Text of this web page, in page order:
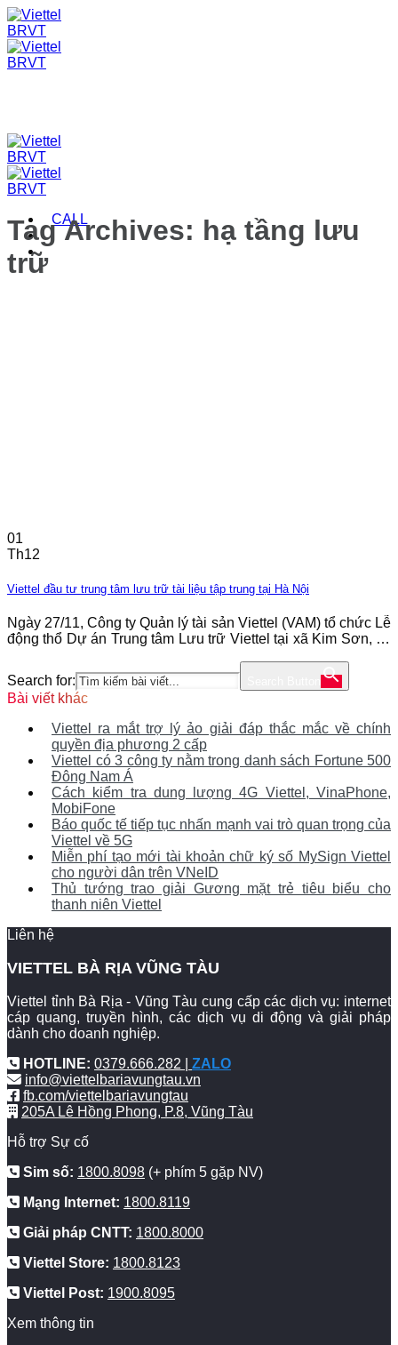
Skip
to
content
CALL
Tag Archives: hạ tầng lưu
trữ
01
Th12
Viettel đầu tư trung tâm lưu trữ tài liệu tập trung tại Hà Nội
Ngày 27/11, Công ty Quản lý tài sản Viettel (VAM) tổ chức Lễ
động thổ Dự án Trung tâm Lưu trữ Viettel tại xã Kim Sơn, thị
triển quan trọng về cơ sở hạ tầng lưu trữ tài liệu tập trung
cho
Search for:
Bài viết khác
Viettel ra mắt trợ lý ảo giải đáp thắc mắc về chính
quyền địa phương 2 cấp
Viettel có 3 công ty nằm trong danh sách Fortune 500
Đông Nam Á
Cách kiểm tra dung lượng 4G Viettel, VinaPhone,
MobiFone
Báo quốc tế tiếp tục nhấn mạnh vai trò quan trọng của
Viettel về 5G
Miễn phí tạo mới tài khoản chữ ký số MySign Viettel
cho người dân trên VNeID
Thủ tướng trao giải Gương mặt trẻ tiêu biểu cho
thanh niên Viettel
Liên hệ
VIETTEL BÀ RỊA VŨNG TÀU
Viettel tỉnh Bà Rịa - Vũng Tàu cung cấp các dịch vụ: internet
cáp quang, truyền hình, các dịch vụ di động và giải pháp
dành cho doanh nghiệp.
HOTLINE: 0379.666.282 | ZALO
info@viettelbariavungtau.vn
fb.com/viettelbariavungtau
205A Lê Hồng Phong, P.8, Vũng Tàu
Hỗ trợ Sự cố
Sim số: 1800.8098 (+ phím 5 gặp NV)
Mạng Internet: 1800.8119
Giải pháp CNTT: 1800.8000
Viettel Store: 1800.8123
Viettel Post: 1900.8095
Xem thông tin